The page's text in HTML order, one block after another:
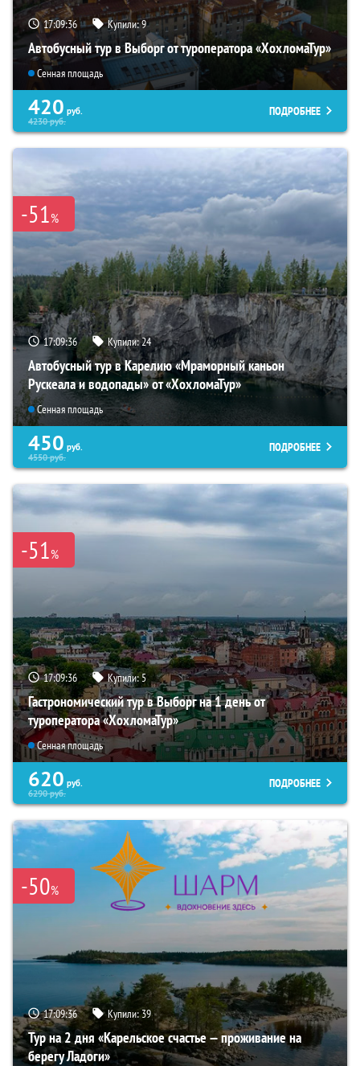
17:09:35 Купили:9
Автобусный тур в Выборг от туроператора «ХохломаТур»
Сенная площадь
420 руб.
4230руб.
ПОДРОБНЕЕ
-51%
17:09:35 Купили:24
Автобусный тур в Карелию «Мраморный каньон
Рускеала и водопады» от «ХохломаТур»
Сенная площадь
450 руб.
4550руб.
ПОДРОБНЕЕ
-51%
17:09:35 Купили:5
Гастрономический тур в Выборг на 1 день от
туроператора «ХохломаТур»
Сенная площадь
620 руб.
6290руб.
ПОДРОБНЕЕ
-50%
17:09:35 Купили:39
Тур на 2 дня «Карельское счастье — проживание на
берегу Ладоги»